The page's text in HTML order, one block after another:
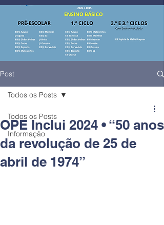
Post
Todos os Posts
Informação
Todos os Posts
OPE Inclui 2024 • “50 anos
da revolução de 25 de
abril de 1974”